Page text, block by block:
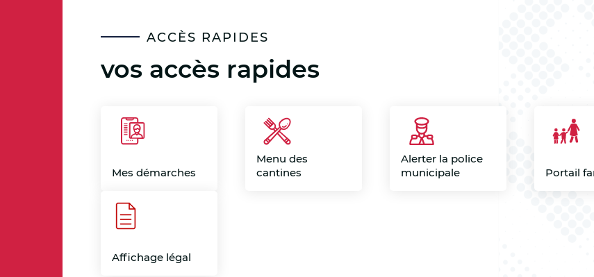
ACCÈS RAPIDES
vos accès rapides
Mes démarches
Menu des
cantines
Alerter la police
municipale
Portail
Affichage légal